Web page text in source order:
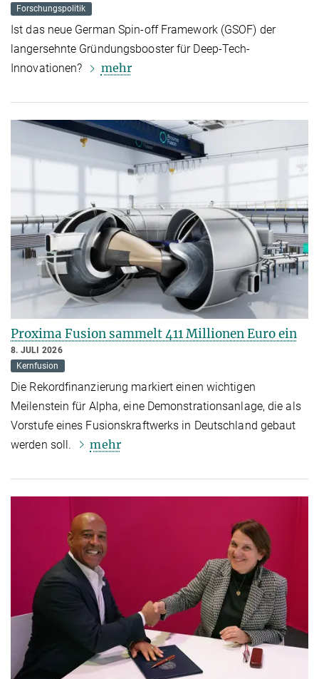
Forschungspolitik
Ist das neue German Spin-off Framework (GSOF) der
langersehnte Gründungsbooster für Deep-Tech-
Innovationen?
mehr
Proxima Fusion sammelt 411 Millionen Euro ein
8. JULI 2026
Kernfusion
Die Rekordfinanzierung markiert einen wichtigen
Meilenstein für Alpha, eine Demonstrationsanlage, die als
Vorstufe eines Fusionskraftwerks in Deutschland gebaut
werden soll.
mehr